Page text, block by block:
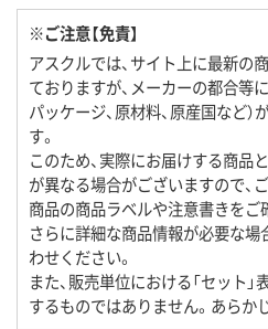
※ご注意【免責】
アスクルでは、サイト上に最新の
ておりますが、メーカーの都合等に
パッケージ、原材料、原産国など
す。
このため、実際にお届けする商品
が異なる場合がございますので、
商品の商品ラベルや注意書きをご
さらに詳細な商品情報が必要な場
わせください。
また、販売単位における「セット
するものではありません。あらか